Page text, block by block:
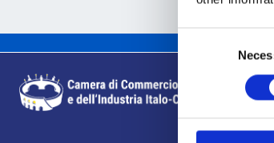
Consent
Selection